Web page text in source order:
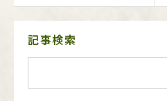
サ
ニ
記事検索